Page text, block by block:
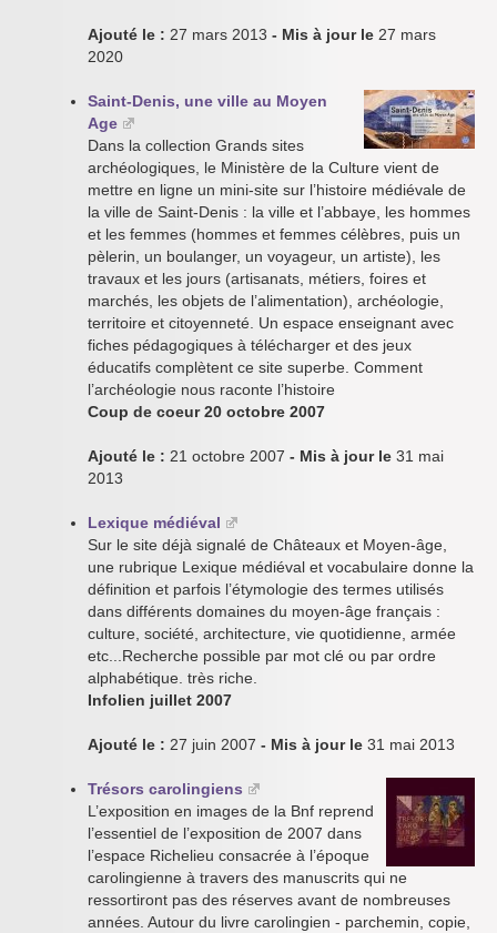
Ajouté le : 27 mars 2013 - Mis à jour le 27 mars
2020
Saint-Denis, une ville au Moyen
Age
Dans la collection Grands sites
archéologiques, le Ministère de la Culture vient de
mettre en ligne un mini-site sur l’histoire médiévale de
la ville de Saint-Denis : la ville et l’abbaye, les hommes
et les femmes (hommes et femmes célèbres, puis un
pèlerin, un boulanger, un voyageur, un artiste), les
travaux et les jours (artisanats, métiers, foires et
marchés, les objets de l’alimentation), archéologie,
territoire et citoyenneté. Un espace enseignant avec
fiches pédagogiques à télécharger et des jeux
éducatifs complètent ce site superbe. Comment
l’archéologie nous raconte l’histoire
Coup de coeur 20 octobre 2007
Ajouté le : 21 octobre 2007 - Mis à jour le 31 mai
2013
Lexique médiéval
Sur le site déjà signalé de Châteaux et Moyen-âge,
une rubrique Lexique médiéval et vocabulaire donne la
définition et parfois l’étymologie des termes utilisés
dans différents domaines du moyen-âge français :
culture, société, architecture, vie quotidienne, armée
etc...Recherche possible par mot clé ou par ordre
alphabétique. très riche.
Infolien juillet 2007
Ajouté le : 27 juin 2007 - Mis à jour le 31 mai 2013
Trésors carolingiens
L’exposition en images de la Bnf reprend
l’essentiel de l’exposition de 2007 dans
l’espace Richelieu consacrée à l’époque
carolingienne à travers des manuscrits qui ne
ressortiront pas des réserves avant de nombreuses
années. Autour du livre carolingien - parchemin, copie,